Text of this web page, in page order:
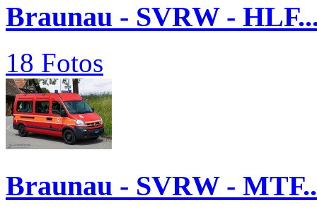
Braunau - SVRW -
18 Fotos
Braunau - SVRW -